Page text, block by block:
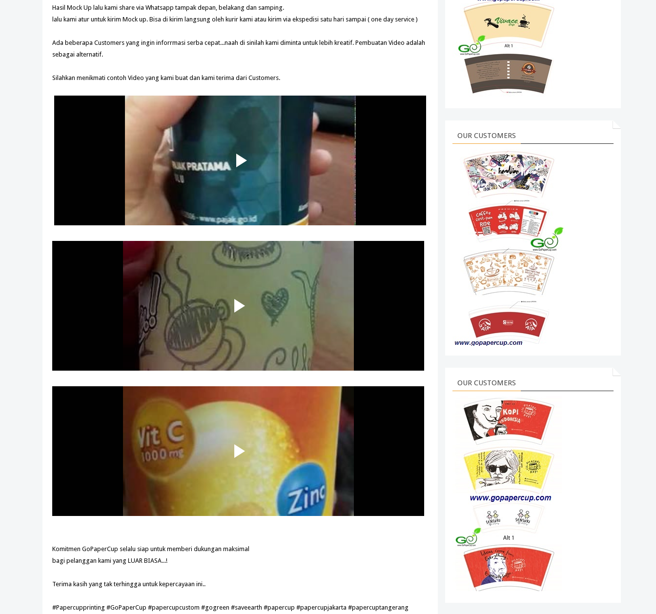
Hasil Mock Up lalu kami share via Whatsapp tampak depan, belakang dan samping.
lalu kami atur untuk kirim Mock up. Bisa di kirim langsung oleh kurir kami atau kirim via ekspedisi satu hari sampai ( one day service )
Ada beberapa Customers yang ingin inforrmasi serba cepat...naah di sinilah kami diminta untuk lebih kreatif. Pembuatan Video adalah
sebagai alternatif.
Silahkan menikmati contoh Video yang kami buat dan kami terima dari Customers.
Komitmen GoPaperCup selalu siap untuk memberi dukungan maksimal
bagi pelanggan kami yang LUAR BIASA...!
Terima kasih yang tak terhingga untuk kepercayaan ini..
#Papercupprinting #GoPaperCup #papercupcustom #gogreen #saveearth #papercup #papercupjakarta #papercuptangerang
OUR CUSTOMERS
OUR CUSTOMERS